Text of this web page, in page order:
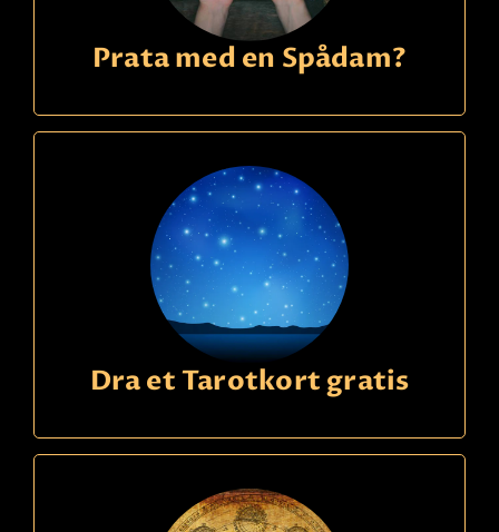
Prata med en Spådam?
Dra et Tarotkort gratis